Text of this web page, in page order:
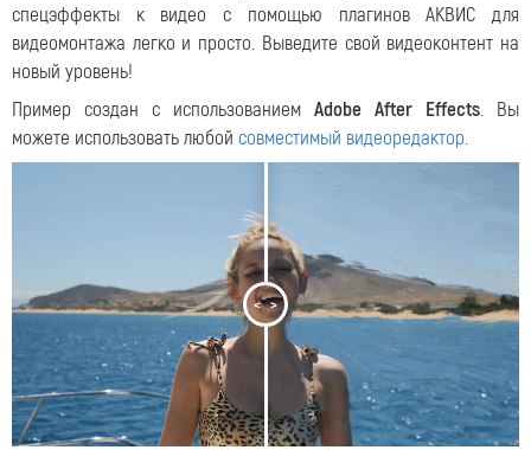
спецэффекты к видео с помощью плагинов АКВИС для
видеомонтажа легко и просто. Выведите свой видеоконтент на
новый уровень!
Пример создан с использованием Adobe After Effects. Вы
можете использовать любой совместимый видеоредактор.
< >